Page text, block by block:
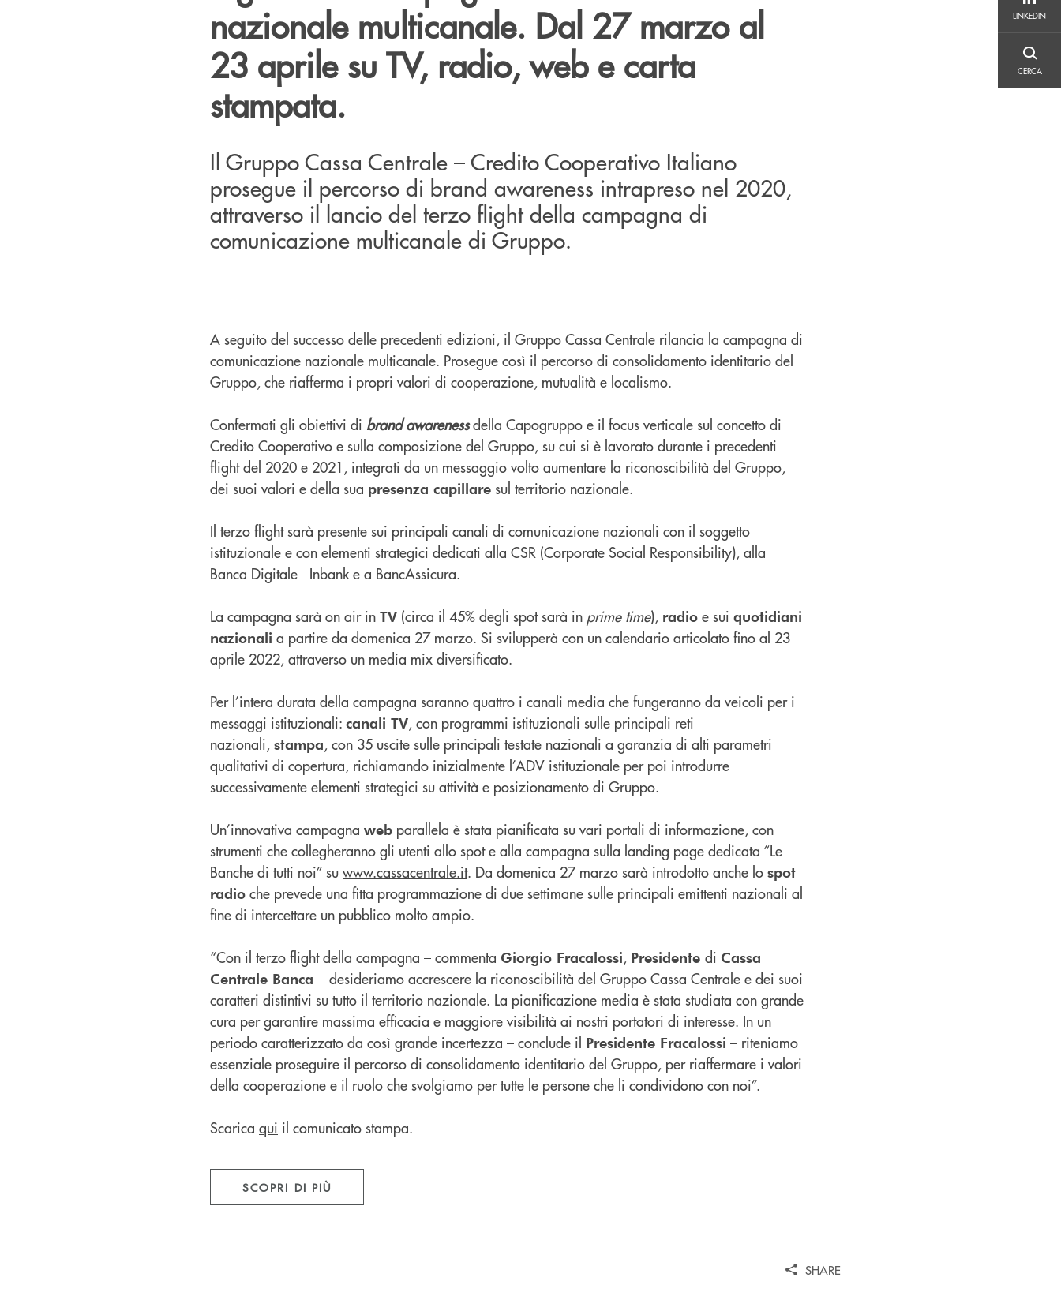
LINKEDIN
CERCA
nazionale multicanale. Dal 27 marzo al
23 aprile su TV, radio, web e carta
stampata.
Il Gruppo Cassa Centrale – Credito Cooperativo Italiano
prosegue il percorso di brand awareness intrapreso nel 2020,
attraverso il lancio del terzo flight della campagna di
comunicazione multicanale di Gruppo.
A seguito del successo delle precedenti edizioni, il Gruppo Cassa Centrale rilancia la campagna di
comunicazione nazionale multicanale. Prosegue così il percorso di consolidamento identitario del
Gruppo, che riafferma i propri valori di cooperazione, mutualità e localismo.
Confermati gli obiettivi di brand awarenessdella Capogruppo e il focus verticale sul concetto di
Credito Cooperativo e sulla composizione del Gruppo, su cui si è lavorato durante i precedenti
flight del 2020 e 2021, integrati da un messaggio volto aumentare la riconoscibilità del Gruppo,
dei suoi valori e della sua presenza capillare sul territorio nazionale.
Il terzo flight sarà presente sui principali canali di comunicazione nazionali con il soggetto
istituzionale e con elementi strategici dedicati alla CSR (Corporate Social Responsibility), alla
Banca Digitale - Inbank e a BancAssicura.
La campagna sarà on air in TV (circa il 45% degli spot sarà in prime time), radio e sui quotidiani
nazionali a partire da domenica 27 marzo. Si svilupperà con un calendario articolato fino al 23
aprile 2022, attraverso un media mix diversificato.
Per l’intera durata della campagna saranno quattro i canali media che fungeranno da veicoli per i
messaggi istituzionali: canali TV, con programmi istituzionali sulle principali reti
nazionali, stampa, con 35 uscite sulle principali testate nazionali a garanzia di alti parametri
qualitativi di copertura, richiamando inizialmente l’ADV istituzionale per poi introdurre
successivamente elementi strategici su attività e posizionamento di Gruppo.
Un’innovativa campagna web parallela è stata pianificata su vari portali di informazione, con
strumenti che collegheranno gli utenti allo spot e alla campagna sulla landing page dedicata “Le
Banche di tutti noi” su www.cassacentrale.it. Da domenica 27 marzo sarà introdotto anche lo spot
radio che prevede una fitta programmazione di due settimane sulle principali emittenti nazionali al
fine di intercettare un pubblico molto ampio.
“Con il terzo flight della campagna – commenta Giorgio Fracalossi, Presidente di Cassa
Centrale Banca – desideriamo accrescere la riconoscibilità del Gruppo Cassa Centrale e dei suoi
caratteri distintivi su tutto il territorio nazionale. La pianificazione media è stata studiata con grande
cura per garantire massima efficacia e maggiore visibilità ai nostri portatori di interesse. In un
periodo caratterizzato da così grande incertezza – conclude il Presidente Fracalossi – riteniamo
essenziale proseguire il percorso di consolidamento identitario del Gruppo, per riaffermare i valori
della cooperazione e il ruolo che svolgiamo per tutte le persone che li condividono con noi”.
Scarica qui il comunicato stampa.
SCOPRI DI PIÙ
SHARE